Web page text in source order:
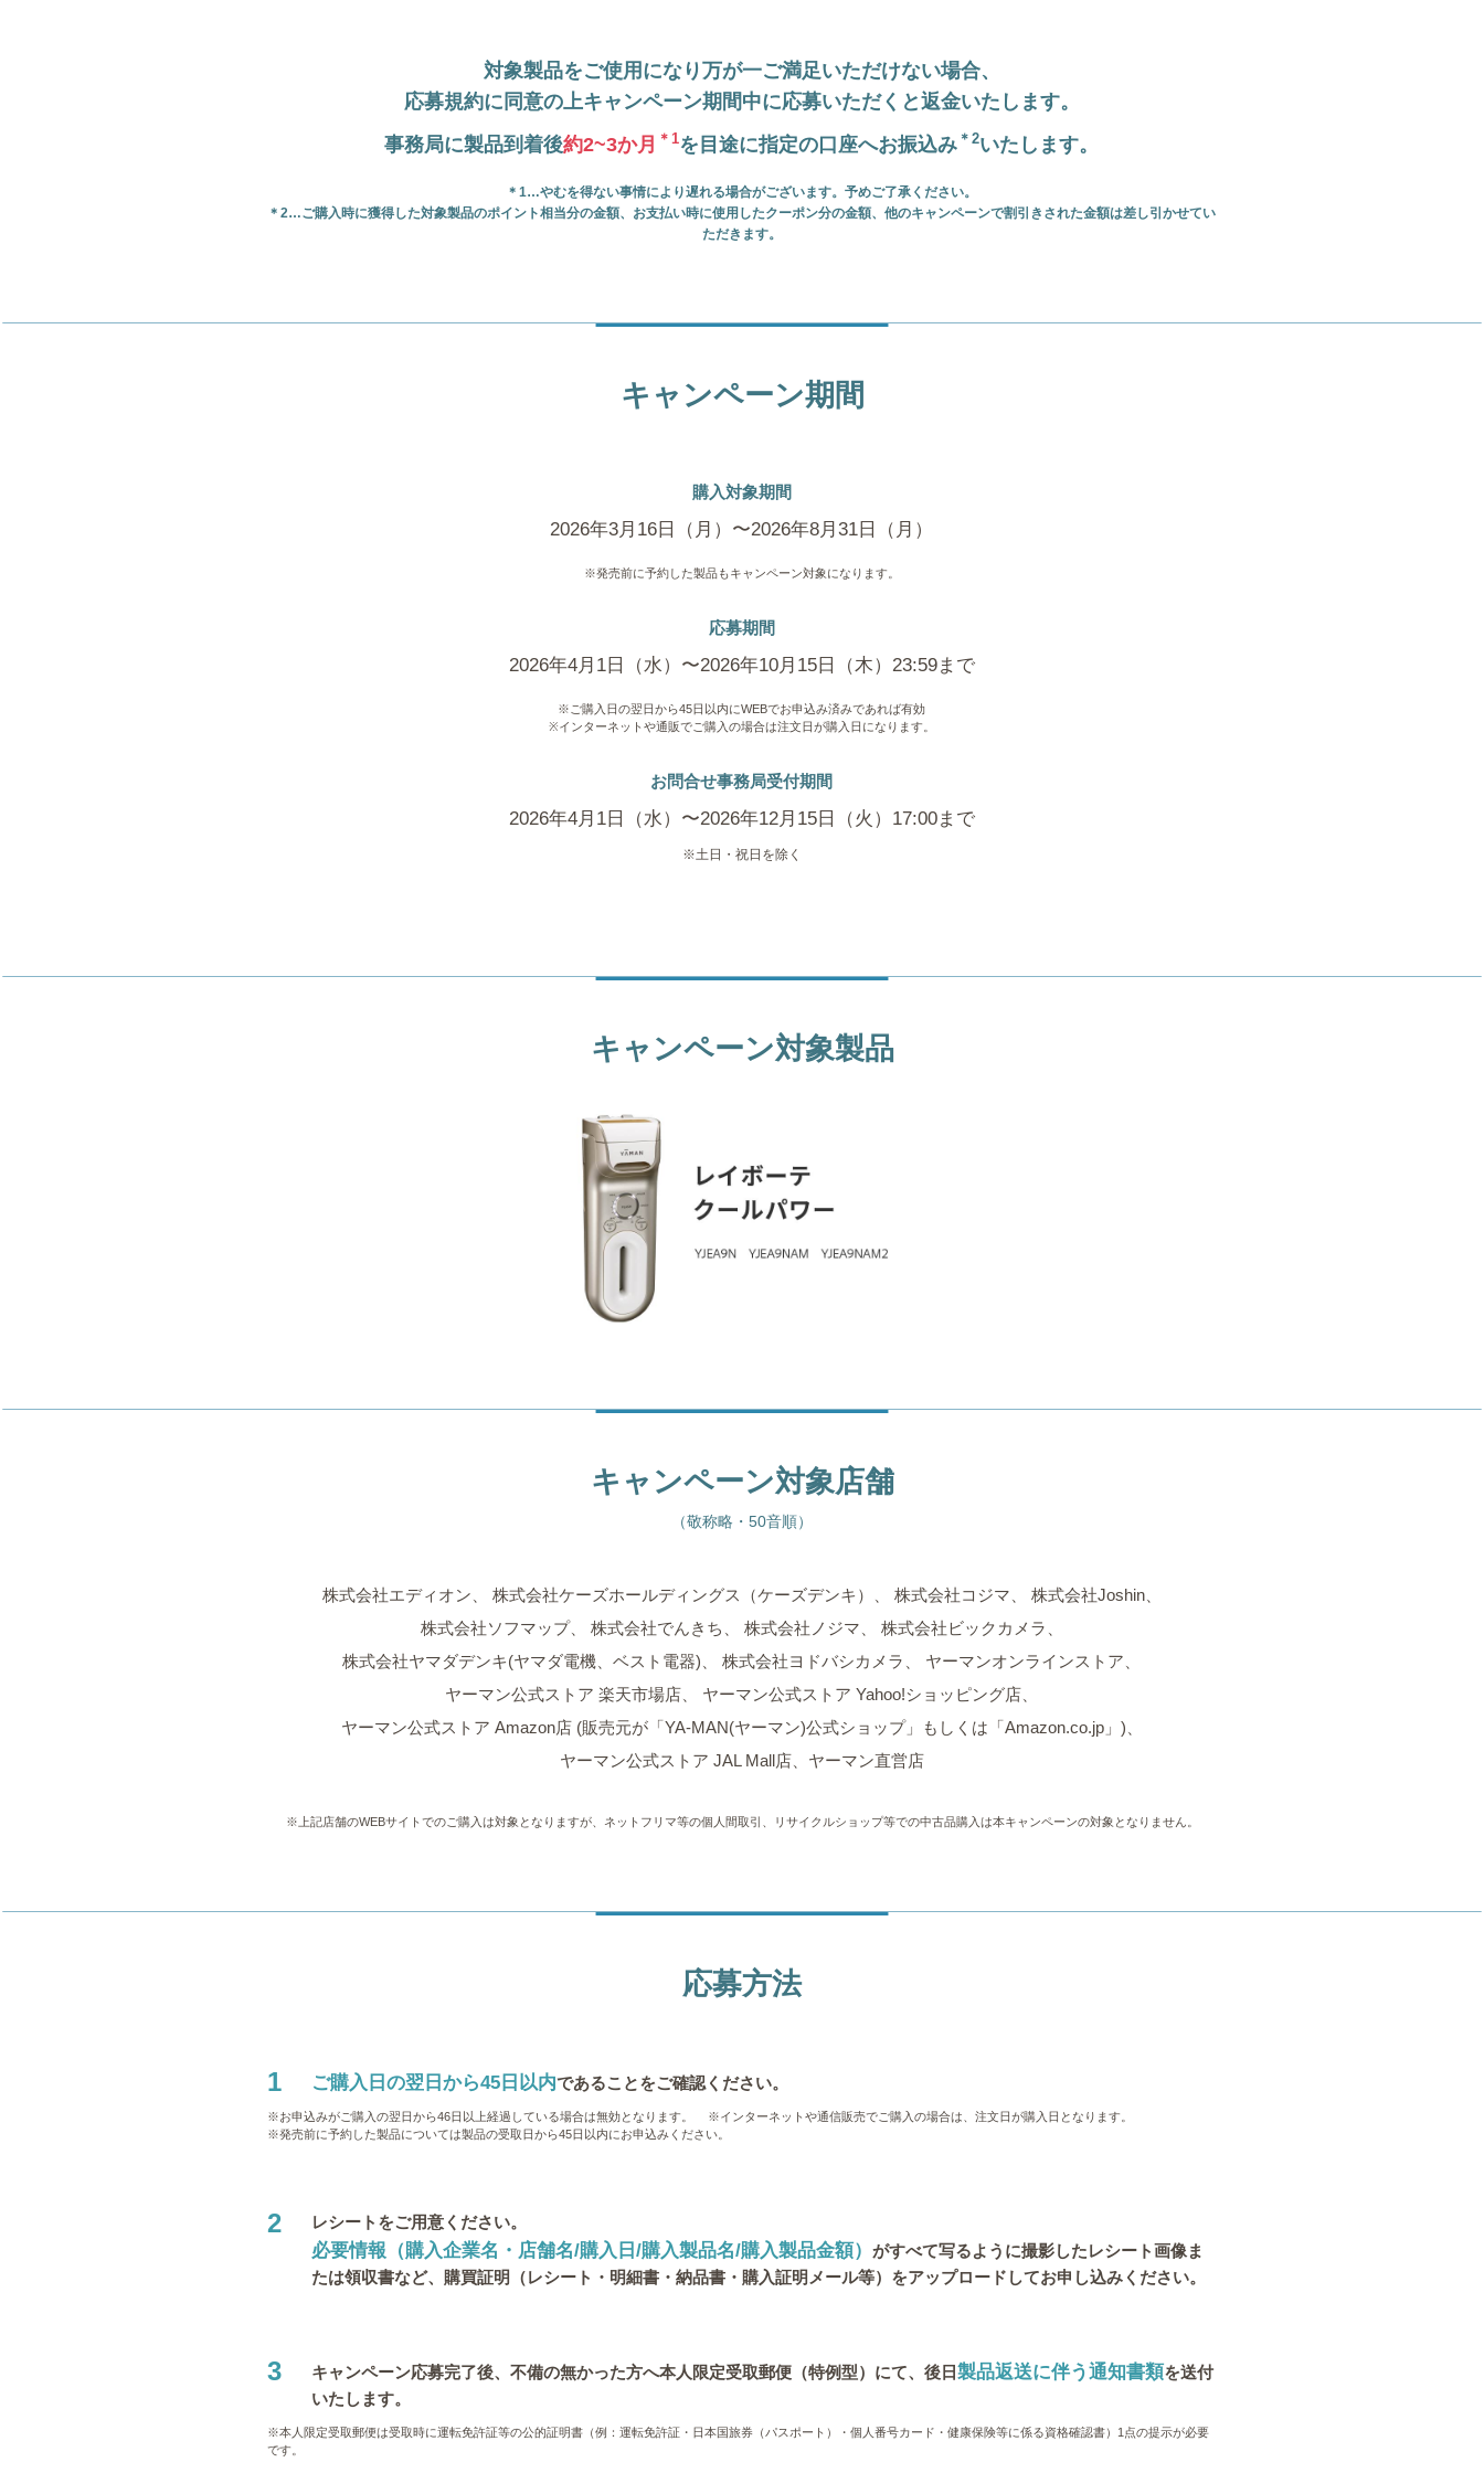
対象製品をご使用になり万が一ご満足いただけない場合、
応募規約に同意の上キャンペーン期間中に応募いただくと返金いたします。
事務局に製品到着後約2~3か月 ＊1を目途に指定の口座へお振込み ＊2いたします。
＊1…やむを得ない事情により遅れる場合がございます。予めご了承ください。
＊2…ご購入時に獲得した対象製品のポイント相当分の金額、お支払い時に使用したクーポン分の金額、他のキャンペーンで割引きされた金額は差し引かせてい
ただきます。
キャンペーン期間
購入対象期間
2026年3月16日（月）〜2026年8月31日（月）
※発売前に予約した製品もキャンペーン対象になります。
応募期間
2026年4月1日（水）〜2026年10月15日（木）23:59まで
※ご購入日の翌日から45日以内にWEBでお申込み済みであれば有効
※インターネットや通販でご購入の場合は注文日が購入日になります。
お問合せ事務局受付期間
2026年4月1日（水）〜2026年12月15日（火）17:00まで
※土日・祝日を除く
キャンペーン対象製品
キャンペーン対象店舗
（敬称略・50音順）
株式会社エディオン、 株式会社ケーズホールディングス（ケーズデンキ）、 株式会社コジマ、
株式会社Joshin、
株式会社ソフマップ、
株式会社でんきち、 株式会社ノジマ、
株式会社ビックカメラ、
株式会社ヤマダデンキ(ヤマダ電機、ベスト電器)、
株式会社ヨドバシカメラ、
ヤーマンオンラインストア、
ヤーマン公式ストア 楽天市場店、
ヤーマン公式ストア Yahoo!ショッピング店、
ヤーマン公式ストア Amazon店 (販売元が「YA-MAN(ヤーマン)公式ショップ」もしくは「Amazon.co.jp」)、
ヤーマン公式ストア JAL Mall店、ヤーマン直営店
※上記店舗のWEBサイトでのご購入は対象となりますが、ネットフリマ等の個人間取引、リサイクルショップ等での中古品購入は本キャンペーンの対象となりません。
応募方法
1 ご購入日の翌日から45日以内であることをご確認ください。
※お申込みがご購入の翌日から46日以上経過している場合は無効となります。
※インターネットや通信販売でご購入の場合は、注文日が購入日となります。
※発売前に予約した製品については製品の受取日から45日以内にお申込みください。
2 レシートをご用意ください。
必要情報（購入企業名・店舗名/購入日/購入製品名/購入製品金額） がすべて写るように撮影したレシート画像ま
たは領収書など、購買証明（レシート・明細書・納品書・購入証明メール等）をアップロードしてお申し込みください。
3 キャンペーン応募完了後、不備の無かった方へ本人限定受取郵便（特例型）にて、後日製品返送に伴う通知書類を送付
いたします。
※本人限定受取郵便は受取時に運転免許証等の公的証明書（例：運転免許証・日本国旅券（パスポート）・個人番号カード・健康保険等に係る資格確認書）1点の提示が必要
です。